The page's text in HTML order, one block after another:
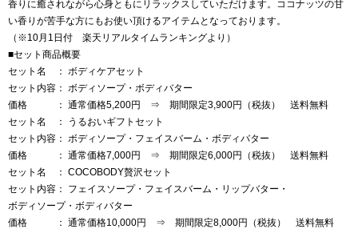
香りに癒されながら心身ともにリラックスしていただけます。ココナッツの甘
い香りが苦手な方にもお使い頂けるアイテムとなっております。
（※10月1日付 楽天リアルタイムランキングより）
■セット商品概要
セット名 ： ボディケアセット
セット内容： ボディソープ・ボディバター
価格 ： 通常価格5,200円 ⇒ 期間限定3,900円（税抜） 送料無料
セット名 ： うるおいギフトセット
セット内容： ボディソープ・フェイスバーム・ボディバター
価格 ： 通常価格7,000円 ⇒ 期間限定6,000円（税抜） 送料無料
セット名 ： COCOBODY贅沢セット
セット内容： フェイスソープ・フェイスバーム・リップバター・
ボディソープ・ボディバター
価格 ： 通常価格10,000円 ⇒ 期間限定8,000円（税抜） 送料無料